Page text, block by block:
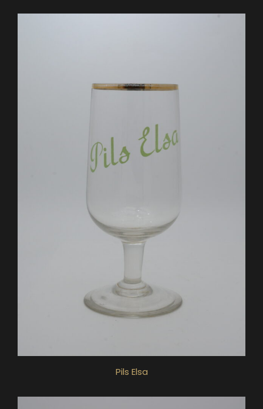
Pils Elsa